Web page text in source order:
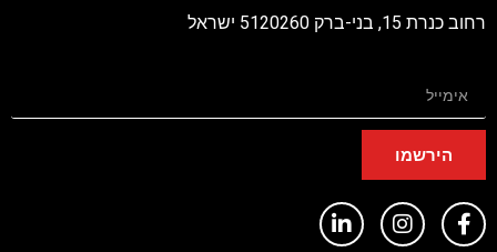
רחוב כנרת 15, בני-ברק 5120260 ישראל
הירשמו